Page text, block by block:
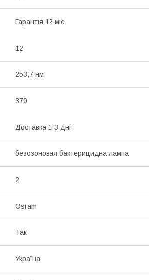
Гарантія 12 міс
12
253,7 нм
370
Доставка 1-3 дні
безозоновая бактерицидна лампа
2
Osram
Так
Україна